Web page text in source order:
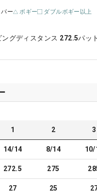
パー ボギー ダブルボギー以上
ングディスタンス 272.5パッ
1 2 3
14/14 8/14 10/
272.5 275
27 25